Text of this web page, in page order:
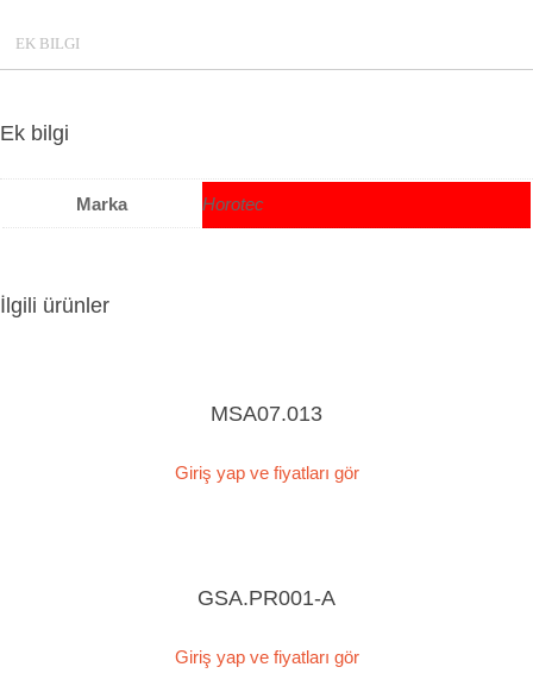
EK BILGI
Ek bilgi
Marka Horotec
İlgili ürünler
MSA07.013
Giriş yap ve fiyatları gör
GSA.PR001-A
Giriş yap ve fiyatları gör